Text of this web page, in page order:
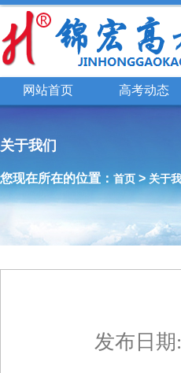
网站首页 高考动态
关于我们
您现在所在的位置： 首页 > 关于
发布日期